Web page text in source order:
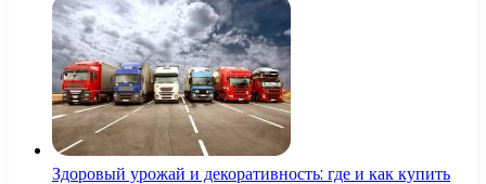
Здоровый урожай и декоративность: где и как купить